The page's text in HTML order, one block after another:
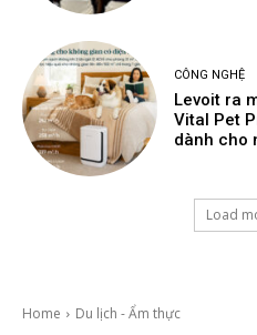
CÔNG NGHỆ
Levoit ra
Vital Pet
dành cho
Load